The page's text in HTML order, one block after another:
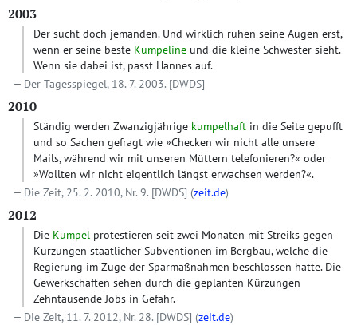
2003
Der sucht doch jemanden. Und wirklich ruhen seine Augen erst,
wenn er seine beste Kumpeline und die kleine Schwester sieht.
Wenn sie dabei ist, passt Hannes auf.
Der Tagesspiegel, 18. 7. 2003. [DWDS]
2010
Ständig werden Zwanzigjährige kumpelhaft in die Seite gepufft
und so Sachen gefragt wie »Checken wir nicht alle unsere
Mails, während wir mit unseren Müttern telefonieren?« oder
»Wollten wir nicht eigentlich längst erwachsen werden?«.
Die Zeit, 25. 2. 2010, Nr. 9. [DWDS] (zeit.de)
2012
Die Kumpel protestieren seit zwei Monaten mit Streiks gegen
Kürzungen staatlicher Subventionen im Bergbau, welche die
Regierung im Zuge der Sparmaßnahmen beschlossen hatte. Die
Gewerkschaften sehen durch die geplanten Kürzungen
Zehntausende Jobs in Gefahr.
Die Zeit, 11. 7. 2012, Nr. 28. [DWDS] (zeit.de)